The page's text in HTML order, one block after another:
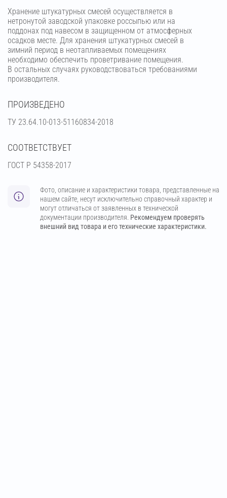
Хранение штукатурных смесей осуществляется в
нетронутой заводской упаковке россыпью или на
поддонах под навесом в защищенном от атмосферных
осадков месте. Для хранения штукатурных смесей в
зимний период в неотапливаемых помещениях
необходимо обеспечить проветривание помещения.
В остальных случаях руководствоваться требованиями
производителя.
ПРОИЗВЕДЕНО
ТУ 23.64.10-013-51160834-2018
СООТВЕТСТВУЕТ
ГОСТ Р 54358-2017
Фото, описание и характеристики товара, представленные на
нашем сайте, несут исключительно справочный характер и
могут отличаться от заявленных в технической
документации производителя. Рекомендуем проверять
внешний вид товара и его технические характеристики.